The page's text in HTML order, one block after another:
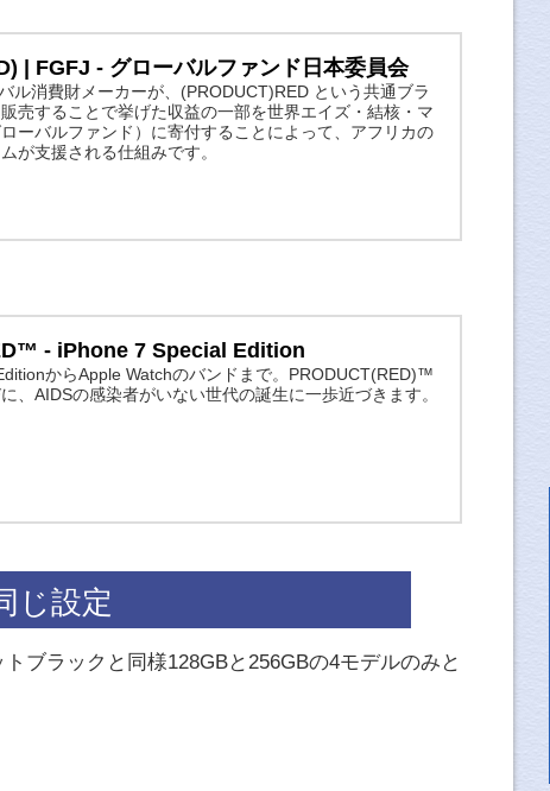
| FGFJ - グローバルファンド日本委員会
ル消費財メーカーが、(PRODUCT)RED という共通ブラ
売することで挙げた収益の一部を世界エイズ・結核・マ
ーバルファンド）に寄付することによって、アフリカの
が支援される仕組みです。
- iPhone 7 Special Edition
からApple Watchのバンドまで。PRODUCT(RED)™
、AIDSの感染者がいない世代の誕生に一歩近づきます。
じ設定
ブラックと同様128GBと256GBの4モデルのみと